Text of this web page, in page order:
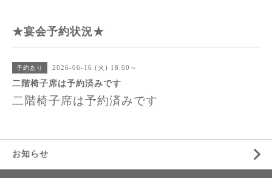
★宴会予約状況★
予約あり 2026-06-16 (火) 18:00～
二階椅子席は予約済みです
二階椅子席は予約済みです
お知らせ